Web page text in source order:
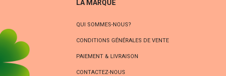
LA MARQUE
QUI SOMMES-NOUS?
CONDITIONS GÉNÉRALES DE VENTE
PAIEMENT & LIVRAISON
CONTACTEZ-NOUS